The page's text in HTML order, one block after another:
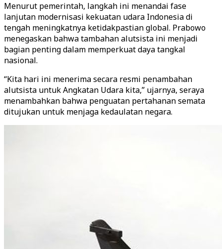
Menurut pemerintah, langkah ini menandai fase
lanjutan modernisasi kekuatan udara Indonesia di
tengah meningkatnya ketidakpastian global. Prabowo
menegaskan bahwa tambahan alutsista ini menjadi
bagian penting dalam memperkuat daya tangkal
nasional.
“Kita hari ini menerima secara resmi penambahan
alutsista untuk Angkatan Udara kita,” ujarnya, seraya
menambahkan bahwa penguatan pertahanan semata
ditujukan untuk menjaga kedaulatan negara.